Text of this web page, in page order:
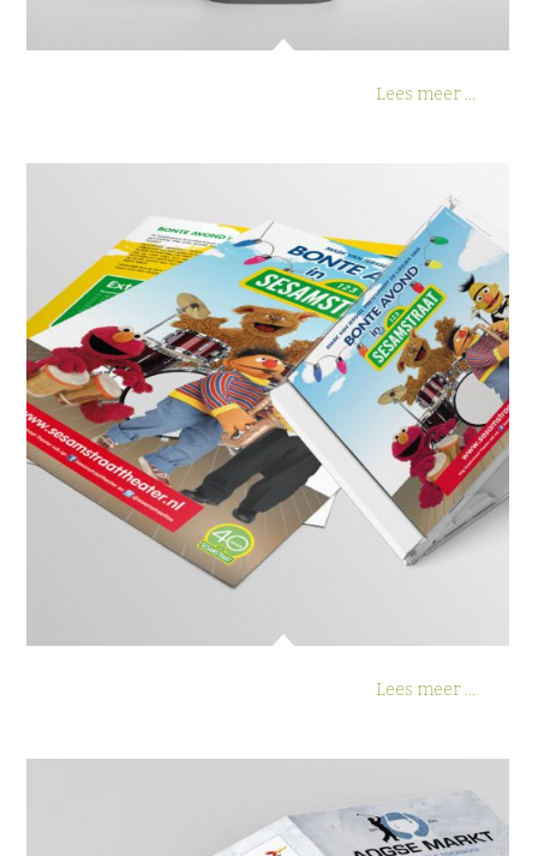
Lees meer ...
Theatervoorstellingen Sesamstraat
Lees meer ...